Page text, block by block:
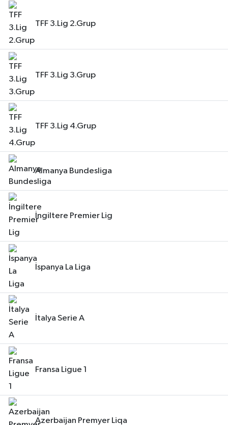
TFF 3.Lig 2.Grup
TFF 3.Lig 3.Grup
TFF 3.Lig 4.Grup
Almanya Bundesliga
İngiltere Premier Lig
İspanya La Liga
İtalya Serie A
Fransa Ligue 1
Azerbaijan Premyer Liqa